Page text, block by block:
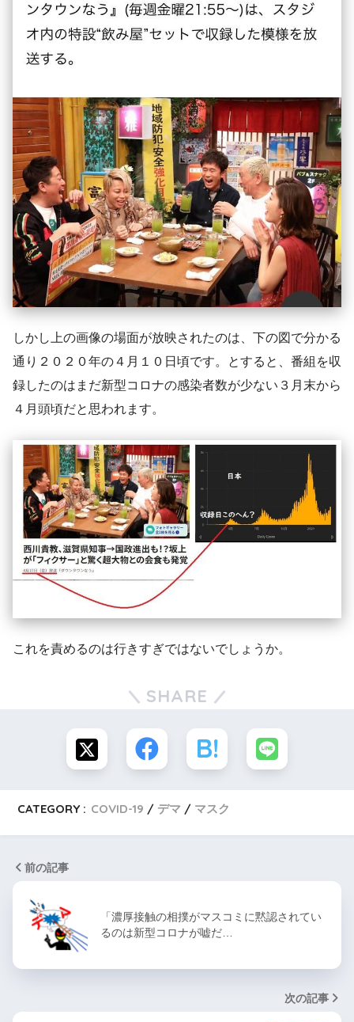
しかし上の画像の場面が放映されたのは、下の図で分かる
通り２０２０年の４月１０日頃です。とすると、番組を収
録したのはまだ新型コロナの感染者数が少ない３月末から
４月頭頃だと思われます。
これを責めるのは行きすぎではないでしょうか。
SHARE
CATEGORY : COVID-19 デマ マスク
前の記事
「濃厚接触の相撲がマスコミに黙認されてい
るのは新型コロナが嘘だ…
次の記事